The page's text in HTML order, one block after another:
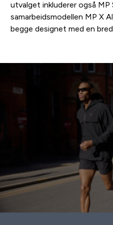
utvalget inkluderer også
samarbeidsmodellen MP X
begge designet med en